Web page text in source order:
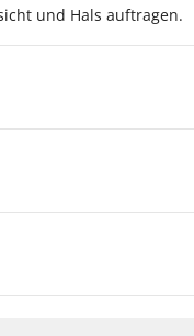
und Hals auftragen.